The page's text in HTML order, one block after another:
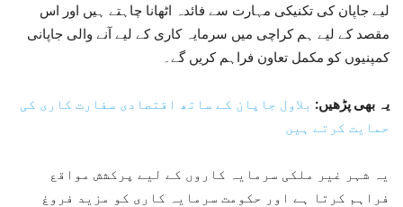
لیے جاپان کی تکنیکی مہارت سے فائدہ اٹھانا چاہتے ہیں اور اس
مقصد کے لیے ہم کراچی میں سرمایہ کاری کے لیے آنے والی جاپانی
کمپنیوں کو مکمل تعاون فراہم کریں گے۔
یہ بھی پڑھیں: بلاول جاپان کے ساتھ اقتصادی سفارت کاری کی
حمایت کرتے ہیں
یہ شہر غیر ملکی سرمایہ کاروں کے لیے پرکشش مواقع
فراہم کرتا ہے اور حکومت سرمایہ کاری کو مزید فروغ